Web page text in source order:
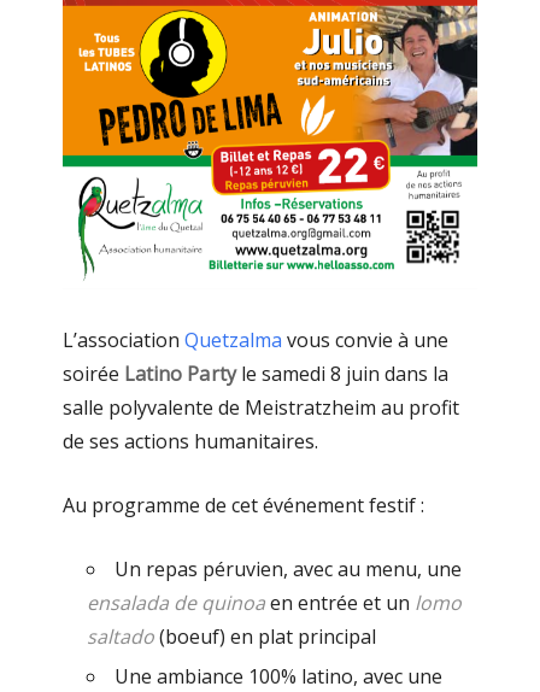
L’association Quetzalma vous convie à une
soirée Latino Partyle samedi 8 juin dans la
salle polyvalente de Meistratzheim au profit
de ses actions humanitaires.
Au programme de cet événement festif :
Un repas péruvien, avec au menu, une
ensalada de quinoaen entrée et un lomo
saltado(boeuf) en plat principal
Une ambiance 100% latino, avec une